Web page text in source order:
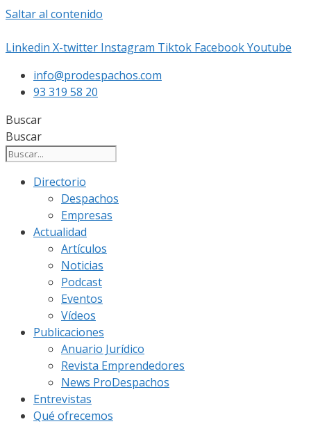
Saltar al contenido
Linkedin X-twitter Instagram Tiktok FacebookYoutube
info@prodespachos.com
93 319 58 20
Buscar
Buscar
Directorio
Despachos
Empresas
Actualidad
Artículos
Noticias
Podcast
Eventos
Vídeos
Publicaciones
Anuario Jurídico
Revista Emprendedores
News ProDespachos
Entrevistas
Qué ofrecemos